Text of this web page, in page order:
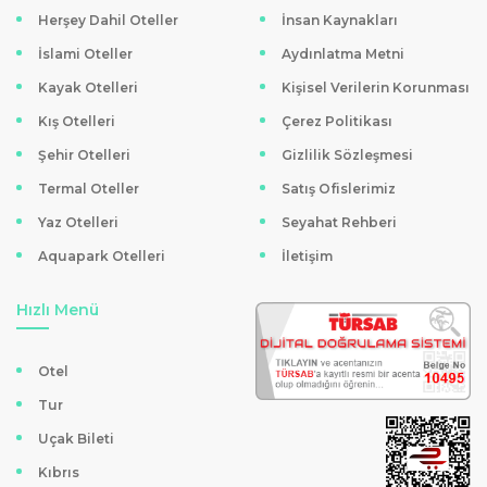
Her şey dâhil paket seçeneği ile ekstra masrafların önüne
geçme fırsatı
Profesyonel Türkçe rehberlik hizmetleri
Deniz ve kara turlarında zengin program çeşitliliği
Güvenli yolculuk ve hijyen standartlarına uygun gemiler
Zengin aktivite ve eğlence seçenekleri
Herşey Dahil Oteller
İslami Oteller
Kayak Otelleri
Kış Otelleri
Şehir Otelleri
Termal Oteller
Yaz Otelleri
Aquapark Otelleri
İnsan Kaynakları
Aydınlatma Metni
Kişisel Verilerin Korunması
Çerez Politikası
Gizlilik Sözleşmesi
Satış Ofislerimiz
Seyahat Rehberi
İletişim
Hızlı Menü
Otel
Tur
Uçak Bileti
Kıbrıs